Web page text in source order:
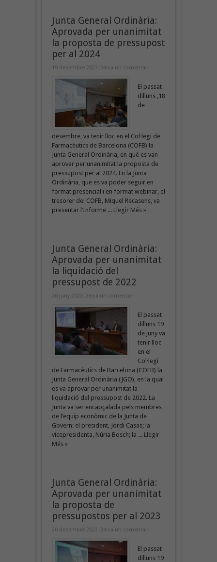
Junta General Ordinària:
Aprovada per unanimitat
la proposta de pressupost
per al 2024
19 desembre 2023 Deixa un comentari
El passat
dilluns ,18
de
desembre, va tenir lloc en el Col·legi de
Farmacèutics de Barcelona (COFB) la
Junta General Ordinària, en què es van
aprovar per unanimitat la proposta de
pressupost per al 2024. En la Junta
Ordinària, que es va poder seguir en
format presencial i en format webinar, el
tresorer del COFB, Miquel Recasens, va
presentar l’Informe ... Llegir Més »
Junta General Ordinària:
Aprovada per unanimitat
la liquidació del
pressupost de 2022
20 juny 2023 Deixa un comentari
El passat
dilluns 19
de juny va
tenir lloc
en el
Col·legi
de Farmacèutics de Barcelona (COFB) la
Junta General Ordinària (JGO), en la qual
es va aprovar per unanimitat la
liquidació del pressupost de 2022. La
Junta va ser encapçalada pels membres
de l’equip econòmic de la Junta de
Govern: el president, Jordi Casas; la
vicepresidenta, Núria Bosch; la ... Llegir
Més »
Junta General Ordinària:
Aprovada per unanimitat
la proposta de
pressupostos per al 2023
20 desembre 2022 Deixa un comentari
El passat
dilluns 19